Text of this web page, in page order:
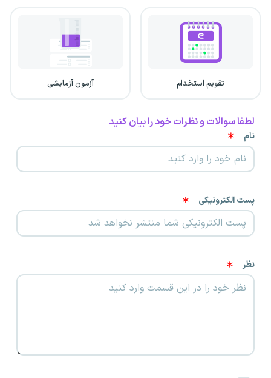
تقویم استخدام آزمون آزمایشی
لطفا سوالات و نظرات خود را بیان کنید
نام
پست الکترونیکی
نظر